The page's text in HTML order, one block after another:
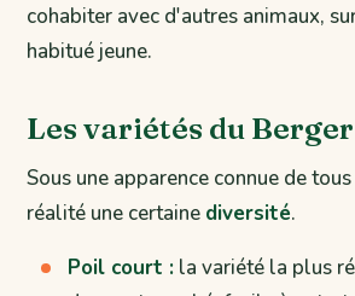
cohabiter avec d'autres animaux,
habitué jeune.
Les variétés du
Sous une apparence connue de tous
réalité une certaine diversité.
Poil court : la variété la plus